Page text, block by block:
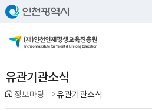
유관기관소식
정보마당 유관기관소식